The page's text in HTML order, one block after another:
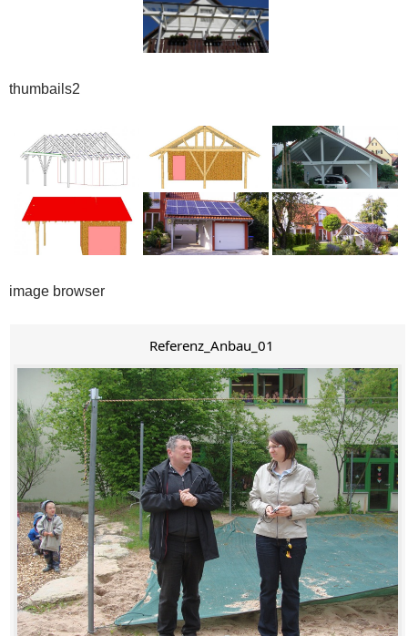
thumbails2
image browser
Referenz_Anbau_01